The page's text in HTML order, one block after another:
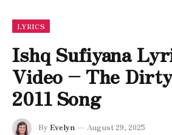
LYRICS
Ishq Sufiyana
Video – The
2011 Song
By Evelyn August 29, 2025